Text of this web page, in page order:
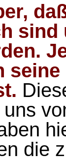
sind
die